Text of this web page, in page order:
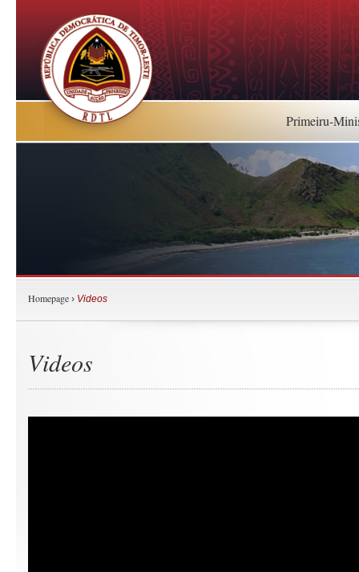
Primeiru-
Homepage › Videos
Videos